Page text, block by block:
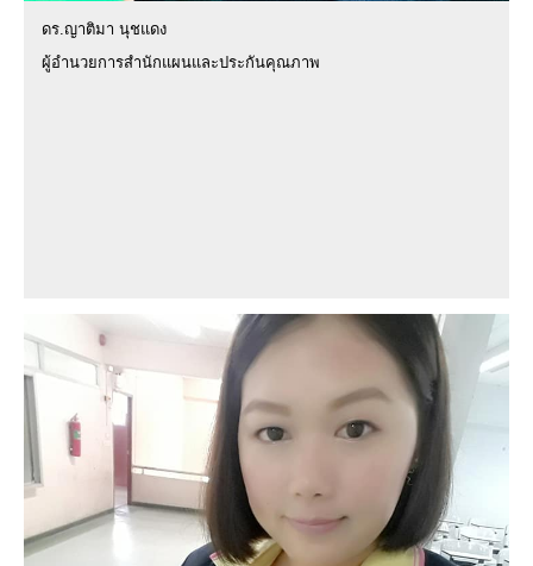
ดร.ญาติมา นุชแดง
ผู้อำนวยการสำนักแผนและประกันคุณภาพ